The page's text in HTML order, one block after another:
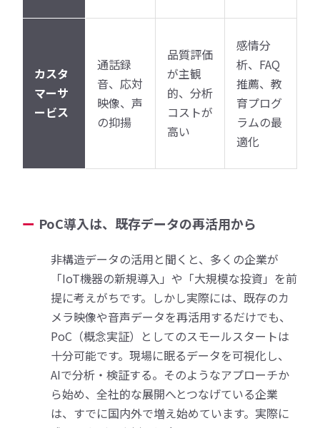
カスタ
マーサ
ービス
通話録
音、応対
映像、声
の抑揚
品質評価
が主観
的、分析
コストが
高い
感情分
析、FAQ
推薦、教
育プログ
ラムの最
適化
PoC導入は、既存データの再活用から
非構造データの活用と聞くと、多くの企業が
「IoT機器の新規導入」や「大規模な投資」を前
提に考えがちです。しかし実際には、既存のカ
メラ映像や音声データを再活用するだけでも、
PoC（概念実証）としてのスモールスタートは
十分可能です。現場に眠るデータを可視化し、
AIで分析・検証する。そのようなアプローチか
ら始め、全社的な展開へとつなげている企業
は、すでに国内外で増え始めています。実際に